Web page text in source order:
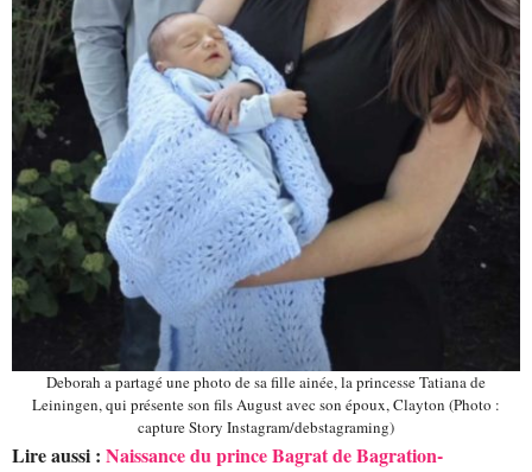
Deborah a partagé une photo de sa fille ainée, la princesse Tatiana de
Leiningen, qui présente son fils August avec son époux, Clayton (Photo :
capture Story Instagram/debstagraming)
Lire aussi : Naissance du prince Bagrat de Bagration-